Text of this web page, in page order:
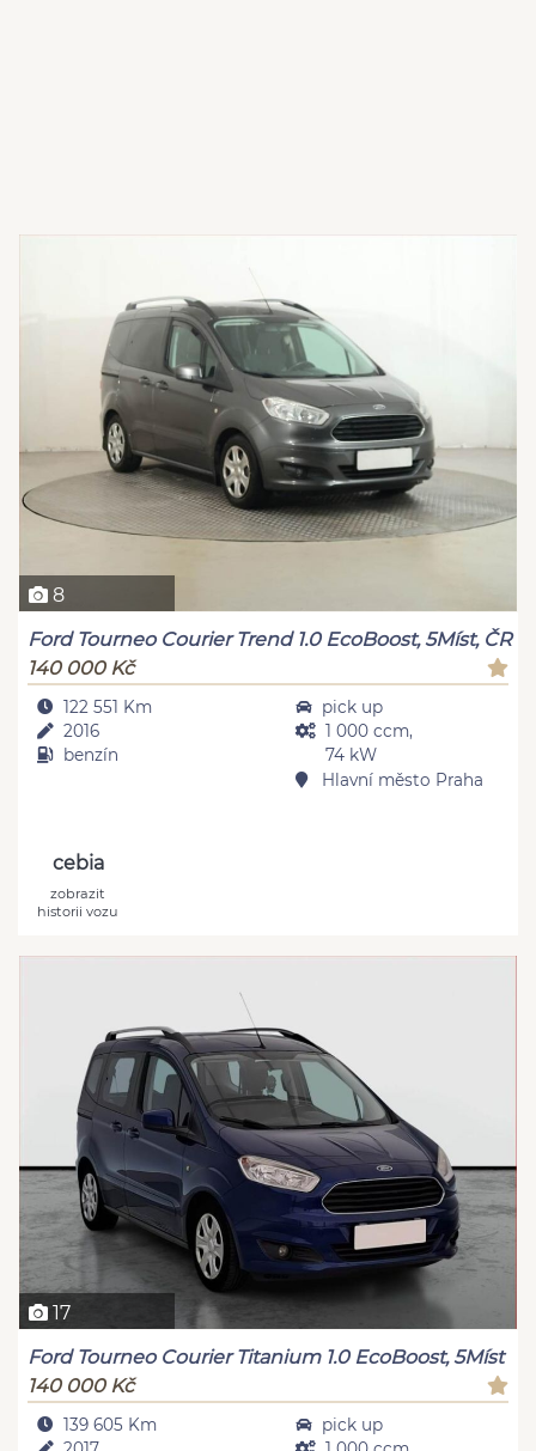
8
Ford Tourneo Courier Trend 1.0 EcoBoost, 5Míst, ČR
140 000 Kč
122 551 Km
2016
benzín
pick up
1 000 ccm,
74 kW
Hlavní město Praha
cebia
zobrazit
historii vozu
17
Ford Tourneo Courier Titanium 1.0 EcoBoost, 5Míst
140 000 Kč
139 605 Km
pick up